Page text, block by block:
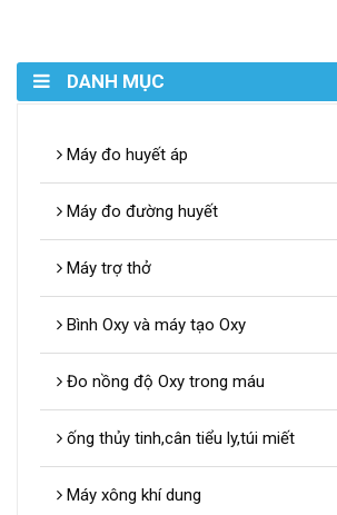
DANH MỤC
Máy đo huyết áp
Máy đo đường huyết
Máy trợ thở
Bình Oxy và máy tạo Oxy
Đo nồng độ Oxy trong máu
ống thủy tinh,cân tiểu ly,túi miết
Máy xông khí dung